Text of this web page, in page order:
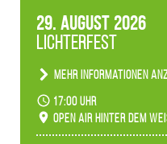
29. August 2026
Lichterfest
Mehr Informationen
Becherlichter,
verwandeln den
Märchenwald, der bei
17:00 Uhr
Open Air hinter dem